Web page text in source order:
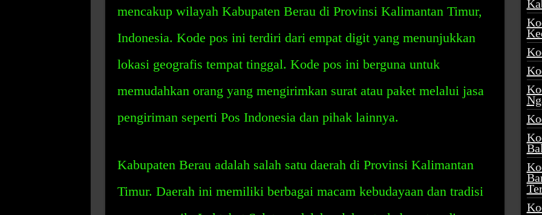
mencakup wilayah Kabupaten Berau di Provinsi Kalimantan Timur,
Indonesia. Kode pos ini terdiri dari empat digit yang menunjukkan
lokasi geografis tempat tinggal. Kode pos ini berguna untuk
memudahkan orang yang mengirimkan surat atau paket melalui jasa
pengiriman seperti Pos Indonesia dan pihak lainnya.
Kabupaten Berau adalah salah satu daerah di Provinsi Kalimantan
Timur. Daerah ini memiliki berbagai macam kebudayaan dan tradisi